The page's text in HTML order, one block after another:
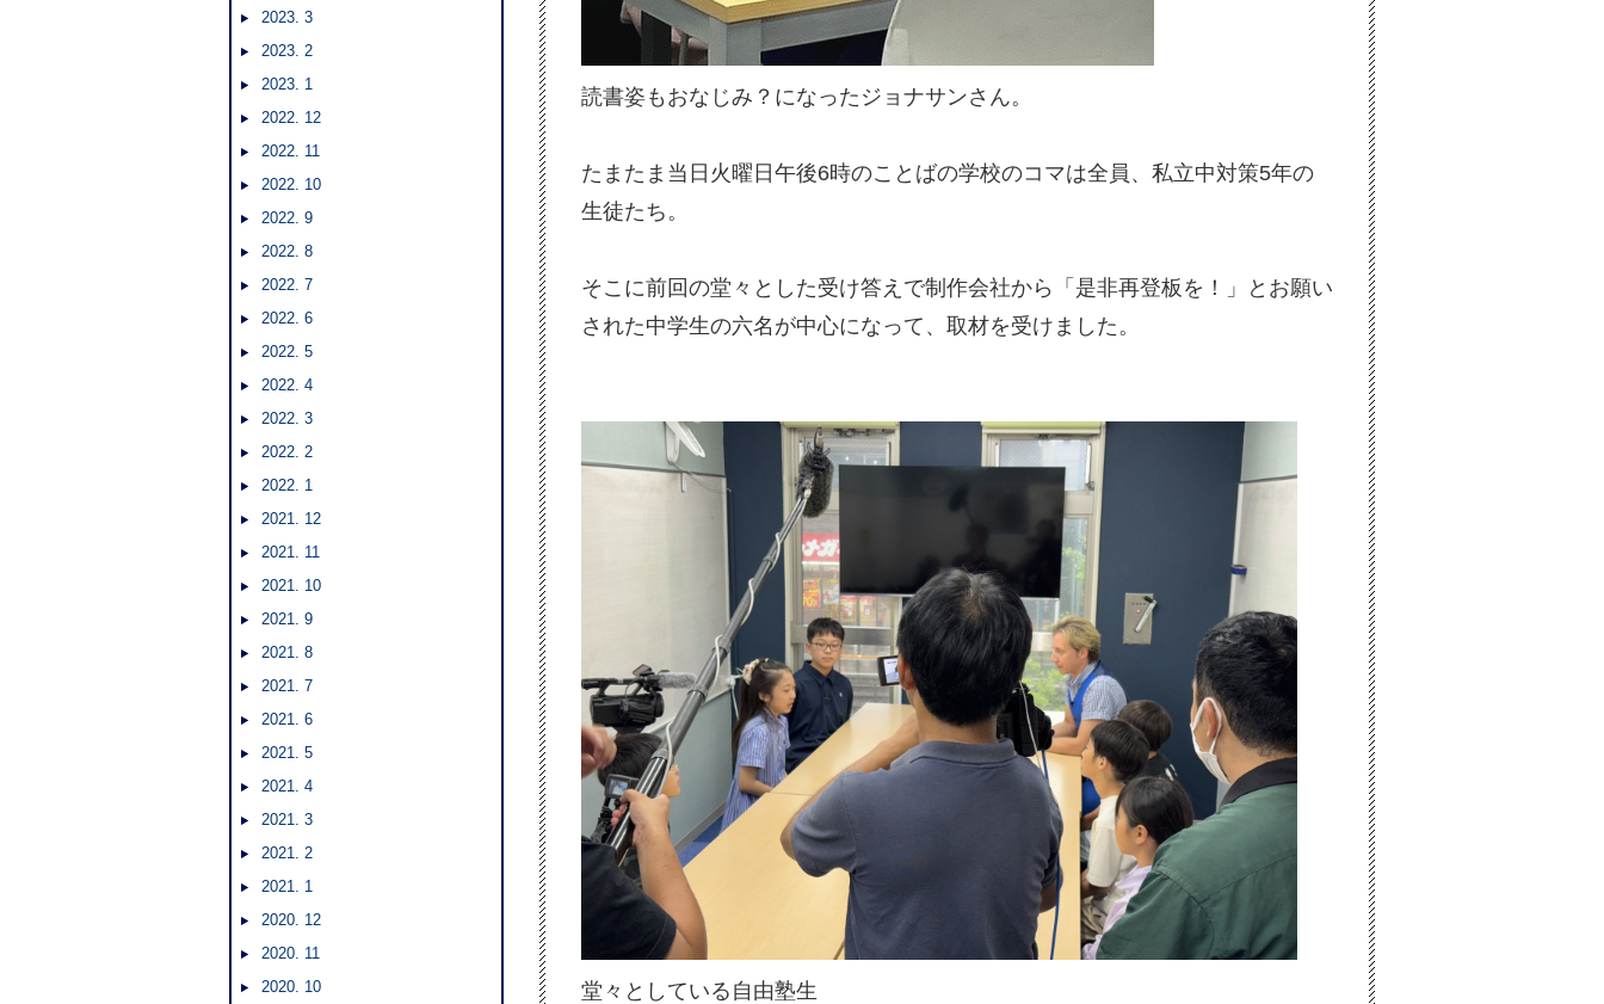
読書姿もおなじみ？になったジョナサンさん。
たまたま当日火曜日午後6時のことばの学校のコマは全員、私立中対策5年の
生徒たち。
そこに前回の堂々とした受け答えで制作会社から「是非再登板を！」とお願い
された中学生の六名が中心になって、取材を受けました。
堂々としている自由塾生
2023. 3
2023. 2
2023. 1
2022. 12
2022. 11
2022. 10
2022. 9
2022. 8
2022. 7
2022. 6
2022. 5
2022. 4
2022. 3
2022. 2
2022. 1
2021. 12
2021. 11
2021. 10
2021. 9
2021. 8
2021. 7
2021. 6
2021. 5
2021. 4
2021. 3
2021. 2
2021. 1
2020. 12
2020. 11
2020. 10